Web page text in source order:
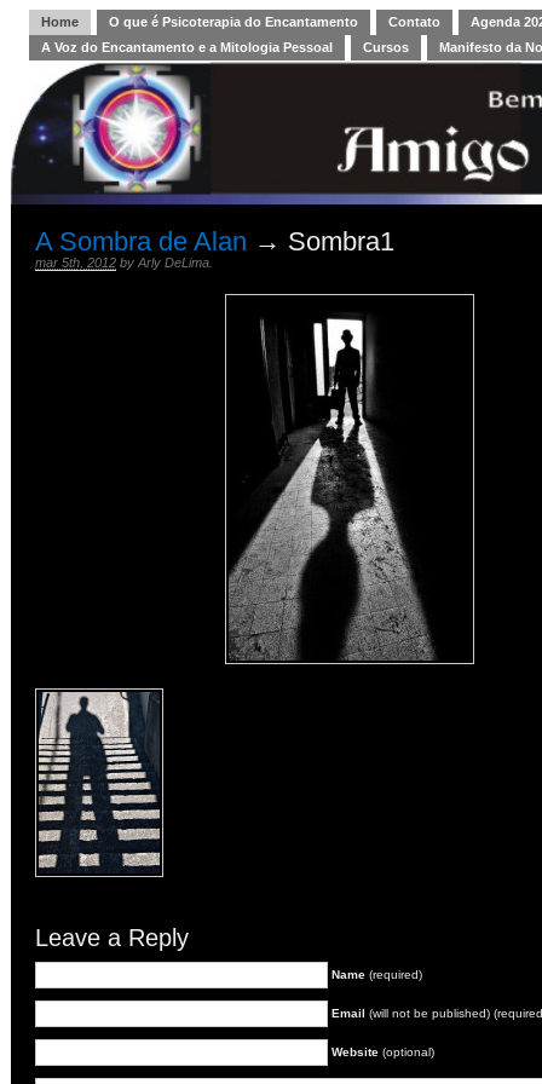
Home O que é Psicoterapia do Encantamento Contato
Agenda
A Voz do Encantamento e a Mitologia Pessoal
Cursos Manifesto da
A Sombra de Alan → Sombra1
mar 5th, 2012 by Arly DeLima
Leave a Reply
Name (required)
Email (will not be published)
Website (optional)